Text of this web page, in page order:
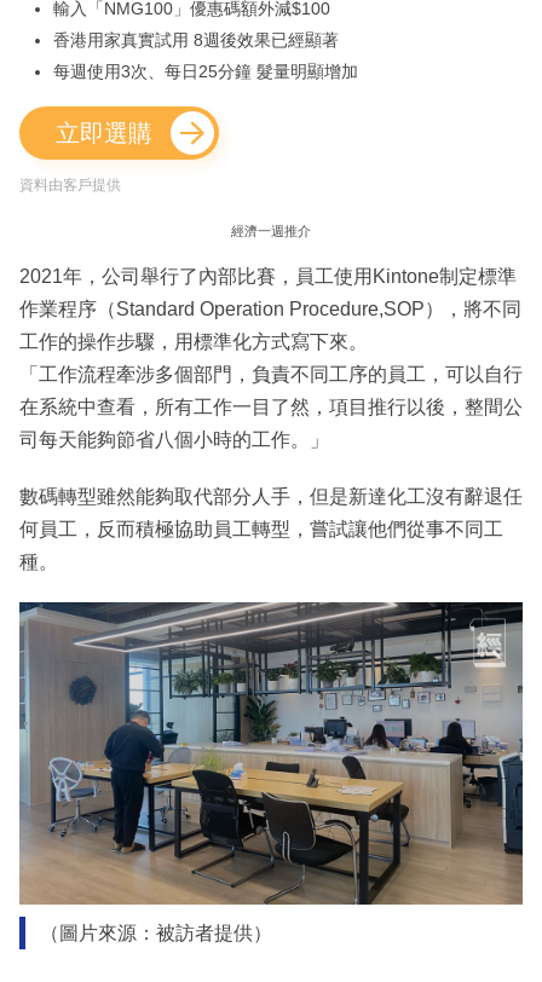
輸入「NMG100」優惠碼額外減$100
香港用家真實試用 8週後效果已經顯著
每週使用3次、每日25分鐘 髮量明顯增加
立即選購
資料由客戶提供
經濟一週推介
2021年，公司舉行了內部比賽，員工使用Kintone制定標準
作業程序（Standard Operation Procedure,SOP），將不同
工作的操作步驟，用標準化方式寫下來。
「工作流程牽涉多個部門，負責不同工序的員工，可以自行
在系統中查看，所有工作一目了然，項目推行以後，整間公
司每天能夠節省八個小時的工作。」
數碼轉型雖然能夠取代部分人手，但是新達化工沒有辭退任
何員工，反而積極協助員工轉型，嘗試讓他們從事不同工
種。
（圖片來源：被訪者提供）